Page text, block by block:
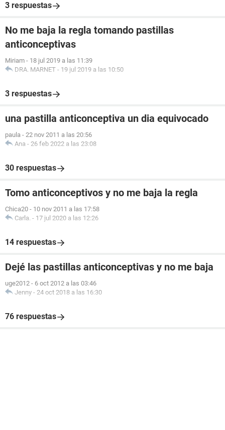
3 respuestas
No me baja la regla tomando pastillas
anticonceptivas
Miriam - 18 jul 2019 a las 11:39
DRA. MARNET - 19 jul 2019 a las 10:50
3 respuestas
una pastilla anticonceptiva un dia equivocado
paula - 22 nov 2011 a las 20:56
Ana - 26 feb 2022 a las 23:08
30 respuestas
Tomo anticonceptivos y no me baja la regla
Chica20 - 10 nov 2011 a las 17:58
Carla. - 17 jul 2020 a las 12:26
14 respuestas
Dejé las pastillas anticonceptivas y no me baja
uge2012 - 6 oct 2012 a las 03:46
Jenny - 24 oct 2018 a las 16:30
76 respuestas